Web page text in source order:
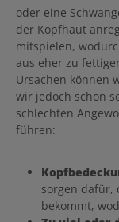
oder eine
der Kopfhaut
mitspielen,
aus eher zu
Ursachen können
wir jedoch schon
schlechten
führen:
sorgen dafür,
bekommt,